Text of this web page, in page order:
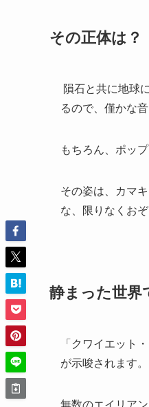
その正体は？
隕石と共に地球
るので、僅かな
もちろん、ポッ
その姿は、カマ
な、限りなくお
静まった世界
「クワイエット
が示唆されます。
無数のエイリア